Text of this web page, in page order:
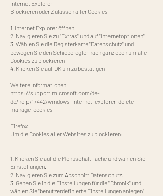
Internet Explorer
Blockieren oder Zulassen aller Cookies
1. Internet Explorer öffnen
2. Navigieren Sie zu "Extras" und auf "Internetoptionen"
3. Wählen Sie die Registerkarte "Datenschutz" und
bewegen Sie den Schieberegler nach ganz oben um alle
Cookies zu blockieren
4. Klicken Sie auf OK um zu bestätigen
Weitere Informationen
https://support.microsoft.com/de-
de/help/17442/windows-internet-explorer-delete-
manage-cookies
Firefox
Um die Cookies aller Websites zu blockieren:
1. Klicken Sie auf die Menüschaltfläche und wählen Sie
Einstellungen.
2. Navigieren Sie zum Abschnitt Datenschutz.
3. Gehen Sie in die Einstellungen für die "Chronik" und
wählen Sie "benutzerdefinierte Einstellungen anlegen".